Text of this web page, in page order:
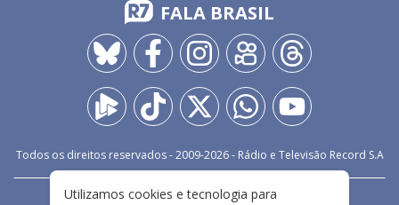
FALA BRASIL
Todos os direitos reservados - 2009-2026- Rádio e Televisão Record S.A
Utilizamos cookies e tecnologia para